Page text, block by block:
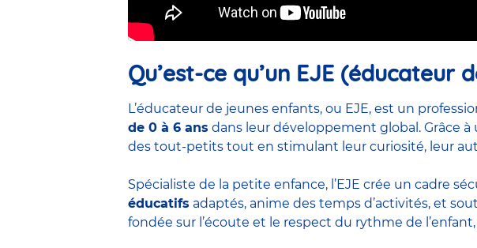
Qu’est-ce qu’un EJE (éducateur
L’éducateur de jeunes enfants, ou EJE, est un
de 0 à 6 ans dans leur développement global. Grâce à
des tout-petits tout en stimulant leur curiosité, leur
Spécialiste de la petite enfance, l’EJE crée un cadre
éducatifs adaptés, anime des temps d’activités, et
fondée sur l’écoute et le respect du rythme de